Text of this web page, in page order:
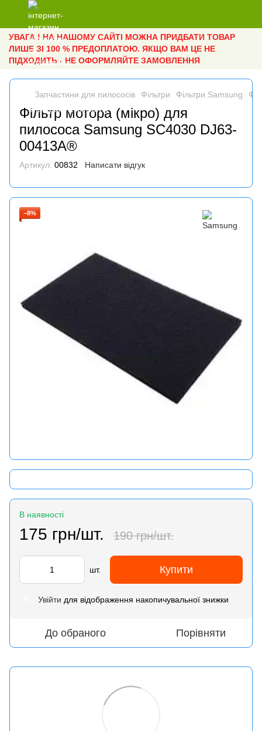
УВАГА ! НА НАШОМУ САЙТІ МОЖНА ПРИДБАТИ ТОВАР
ЛИШЕ ЗІ 100 % ПРЕДОПЛАТОЮ. ЯКЩО ВАМ ЦЕ НЕ
ПІДХОДИТЬ - НЕ ОФОРМЛЯЙТЕ ЗАМОВЛЕННЯ
Запчастини для пилососів Фільтри Фільтри Samsung
Фільтр мотора (мікро) для
пилососа Samsung SC4030 DJ63-
00413A®
Артикул: 00832 Написати відгук
−8%
В наявності
175 грн/шт. 190 грн/шт.
шт. Купити
Увійти для відображення накопичувальної знижки
До обраного Порівняти